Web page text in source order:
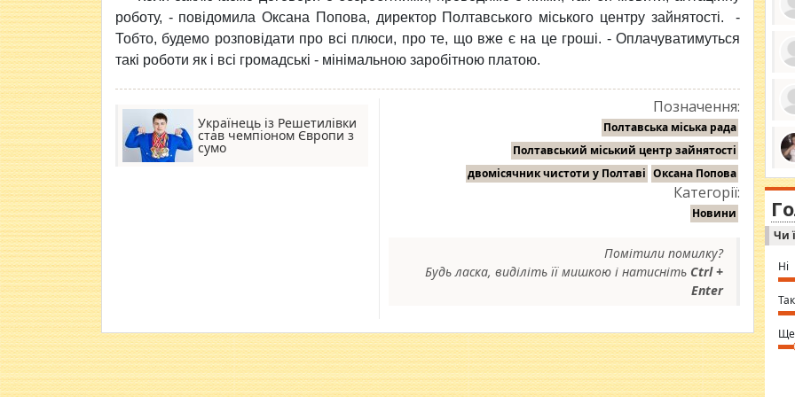
роботу, - повідомила Оксана Попова, директор Полтавського міського центру зайнятості. -
Тобто, будемо розповідати про всі плюси, про те, що вже є на це гроші. - Оплачуватимуться
такі роботи як і всі громадські - мінімальною заробітною платою.
Українець із Решетилівки
став чемпіоном Європи з
сумо
Позначення:
Полтавська міська рада
Полтавський міський центр зайнятості
двомісячник чистоти у Полтаві Оксана Попова
Категорії:
Новини
Помітили помилку?
Будь ласка, виділіть її мишкою і натисніть Ctrl +
Enter
за
ми
in
⇒
Чи
Ні
Так
Ще